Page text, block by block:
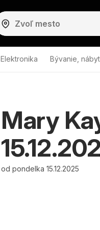
Elektronika Bývanie,
Mary
od pondelka 15.12.2025